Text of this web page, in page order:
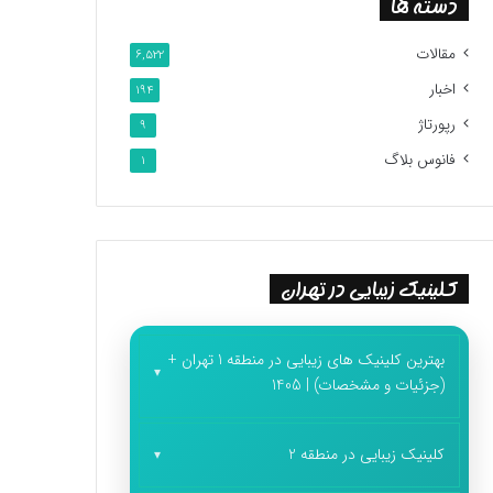
مقالات 6,522
اخبار 194
رپورتاژ 9
فانوس بلاگ 1
کلینیک زیبایی در تهران
بهترین کلینیک های زیبایی در منطقه 1 تهران +
(جزئیات و مشخصات) | 1405
کلینیک زیبایی در منطقه 2